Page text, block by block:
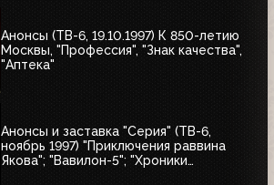
Анонсы (ТВ-6, 19.10.1997) К 850-летию
Москвы, "Профессия", "Знак качества",
"Аптека"
Анонсы и заставка "Серия" (ТВ-6,
ноябрь 1997) "Приключения раввина
Якова"; "Вавилон-5"; "Хроники